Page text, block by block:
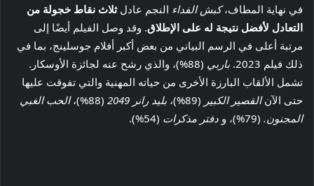
في نهاية المطاف،كبش الفداء النجم عادلثلاث نقاط خجولة من
التعادل لأفضل نتيجة له ​​على الإطلاق. وقد وصل الفيلم أيضًا إلى
مرتبة أعلى في الرسم البياني من بعض أكبر أفلام جوسلينج، بما في
ذلك فيلم 2023.
باربي
(88%)، والذي رشح عنه لجائزة الأوسكار.
تشمل الألقاب البارزة الأخرى من حياته المهنية والتي تفوقت عليها
حتى الآنالقصير الكبير (89%)، بليد رانر 2049 (88%)،
الحب الغبي
المجنون. (79%)، و دفتر مذكرات (54%).